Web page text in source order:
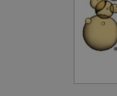
non-essential purposes